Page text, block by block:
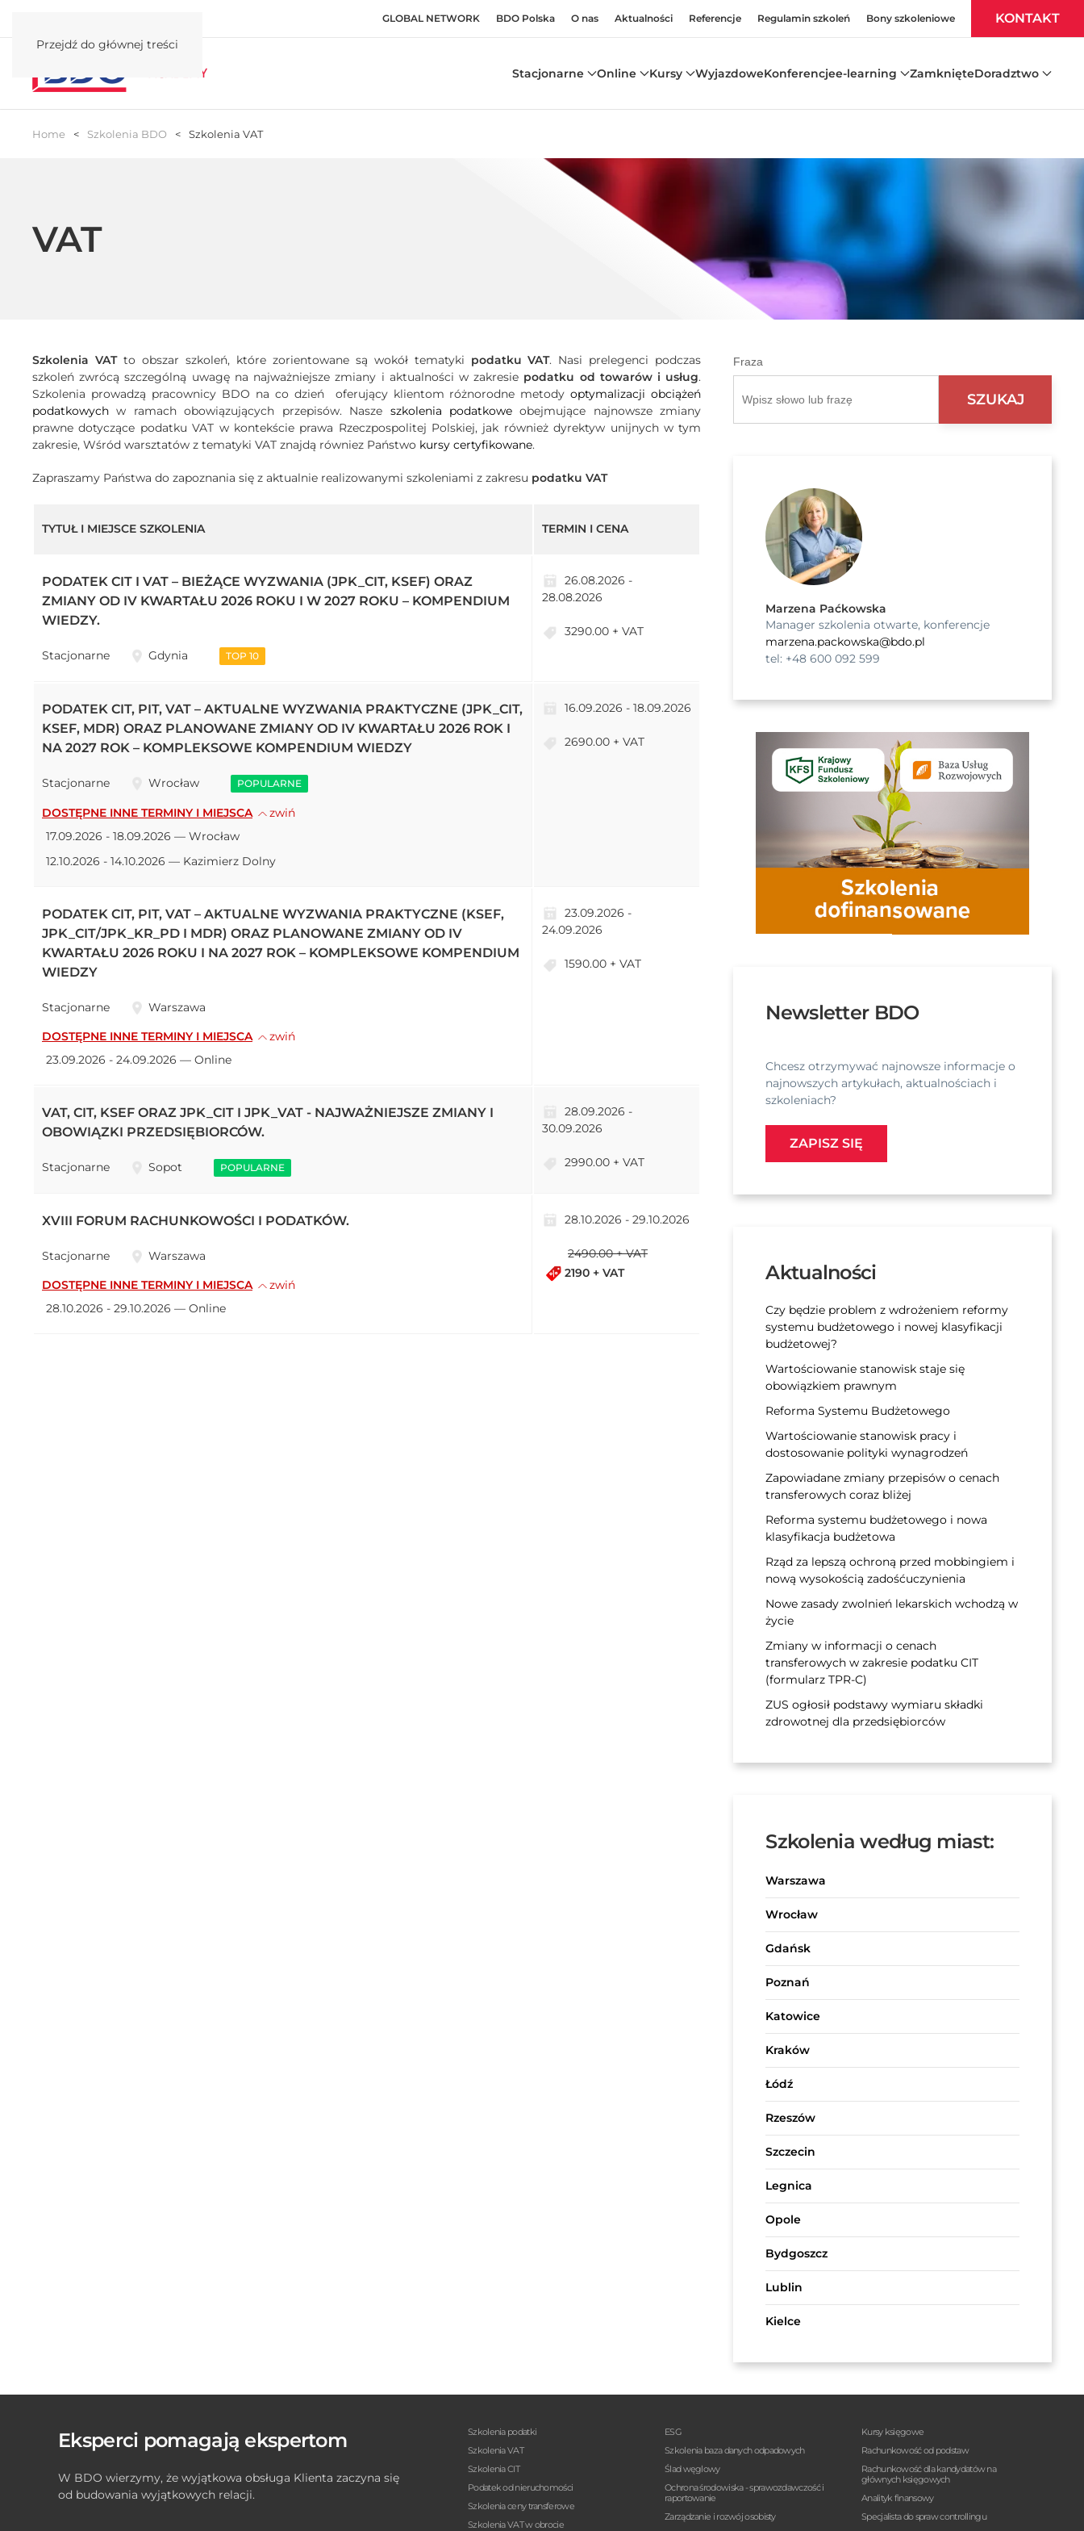
Przejdź do głównej treści
GLOBAL NETWORK BDO Polska O nas Aktualności Referencje Regulamin szkoleń Bony szkoleniowe KONTAKT
Stacjonarne Online Kursy WyjazdoweKonferencjee-learning ZamknięteDoradztwo
Home Szkolenia BDO Szkolenia VAT
VAT
Szkolenia VATto obszar szkoleń, które zorientowane są wokół tematyki podatku VAT. Nasi prelegenci podczas
szkoleń zwrócą szczególną uwagę na najważniejsze zmiany i aktualności w zakresie podatku od towarów i usług.
Szkolenia prowadzą pracownicy BDO na co dzień oferujący klientom różnorodne metodyoptymalizacji obciążeń
podatkowych w ramach obowiązujących przepisów. Nasze szkolenia podatkowe obejmujące najnowsze zmiany
prawne dotyczące podatku VAT w kontekście prawa Rzeczpospolitej Polskiej, jak również dyrektyw unijnych w tym
zakresie, Wśród warsztatów z tematyki VAT znajdą równiez Państwo kursy certyfikowane.
Zapraszamy Państwa do zapoznania się z aktualnie realizowanymi szkoleniami z zakresu podatku VAT
TYTUŁ I MIEJSCE SZKOLENIA TERMIN I CENA
PODATEK CIT I VAT – BIEŻĄCE WYZWANIA (JPK_CIT, KSEF) ORAZ
ZMIANY OD IV KWARTAŁU 2026 ROKU I W 2027 ROKU – KOMPENDIUM
WIEDZY.
Stacjonarne Gdynia TOP 10
26.08.2026 -
28.08.2026
3290.00 + VAT
PODATEK CIT, PIT, VAT – AKTUALNE WYZWANIA PRAKTYCZNE (JPK_CIT,
KSEF, MDR) ORAZ PLANOWANE ZMIANY OD IV KWARTAŁU 2026 ROK I
NA 2027 ROK – KOMPLEKSOWE KOMPENDIUM WIEDZY
Stacjonarne Wrocław POPULARNE
DOSTĘPNE INNE TERMINY I MIEJSCA
zwiń
17.09.2026 - 18.09.2026 — Wrocław
12.10.2026 - 14.10.2026 — Kazimierz Dolny
16.09.2026 - 18.09.2026
2690.00 + VAT
PODATEK CIT, PIT, VAT – AKTUALNE WYZWANIA PRAKTYCZNE (KSEF,
JPK_CIT/JPK_KR_PD I MDR) ORAZ PLANOWANE ZMIANY OD IV
KWARTAŁU 2026 ROKU I NA 2027 ROK – KOMPLEKSOWE KOMPENDIUM
WIEDZY
Stacjonarne Warszawa
DOSTĘPNE INNE TERMINY I MIEJSCA
zwiń
23.09.2026 - 24.09.2026 — Online
23.09.2026 -
24.09.2026
1590.00 + VAT
VAT, CIT, KSEF ORAZ JPK_CIT I JPK_VAT - NAJWAŻNIEJSZE ZMIANY I
OBOWIĄZKI PRZEDSIĘBIORCÓW.
Stacjonarne Sopot POPULARNE
28.09.2026 -
30.09.2026
2990.00 + VAT
XVIII FORUM RACHUNKOWOŚCI I PODATKÓW.
Stacjonarne Warszawa
DOSTĘPNE INNE TERMINY I MIEJSCA
zwiń
28.10.2026 - 29.10.2026 — Online
28.10.2026 - 29.10.2026
2490.00 + VAT
2190 + VAT
Fraza
Marzena Paćkowska
Manager szkolenia otwarte, konferencje
marzena.packowska@bdo.pl
tel: +48 600 092 599
Newsletter BDO
Chcesz otrzymywać najnowsze informacje o
najnowszych artykułach, aktualnościach i
szkoleniach?
ZAPISZ SIĘ
Aktualności
Czy będzie problem z wdrożeniem reformy
systemu budżetowego i nowej klasyfikacji
budżetowej?
Wartościowanie stanowisk staje się
obowiązkiem prawnym
Reforma Systemu Budżetowego
Wartościowanie stanowisk pracy i
dostosowanie polityki wynagrodzeń
Zapowiadane zmiany przepisów o cenach
transferowych coraz bliżej
Reforma systemu budżetowego i nowa
klasyfikacja budżetowa
Rząd za lepszą ochroną przed mobbingiem i
nową wysokością zadośćuczynienia
Nowe zasady zwolnień lekarskich wchodzą w
życie
Zmiany w informacji o cenach
transferowych w zakresie podatku CIT
(formularz TPR-C)
ZUS ogłosił podstawy wymiaru składki
zdrowotnej dla przedsiębiorców
Szkolenia według miast:
Warszawa
Wrocław
Gdańsk
Poznań
Katowice
Kraków
Łódź
Rzeszów
Szczecin
Legnica
Opole
Bydgoszcz
Lublin
Kielce
Eksperci pomagają ekspertom
W BDO wierzymy, że wyjątkowa obsługa Klienta zaczyna się
od budowania wyjątkowych relacji.
Szkolenia podatki
Szkolenia VAT
Szkolenia CIT
Podatek od nieruchomości
Szkolenia ceny transferowe
Szkolenia VAT w obrocie
ESG
Szkolenia baza danych odpadowych
Ślad węglowy
Ochrona środowiska - sprawozdawczość i
raportowanie
Zarządzanie i rozwój osobisty
Kursy księgowe
Rachunkowość od podstaw
Rachunkowość dla kandydatów na
głównych księgowych
Analityk finansowy
Specjalista do spraw controllingu